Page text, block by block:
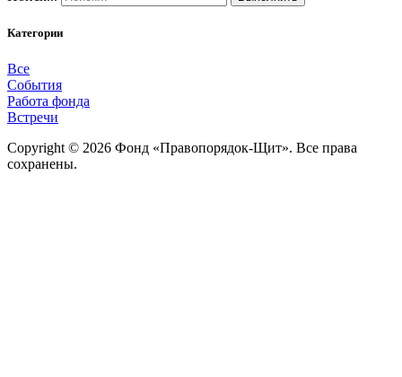
Категории
Все
События
Работа фонда
Встречи
Copyright © 2026 Фонд «Правопорядок-Щит». Все права
сохранены.